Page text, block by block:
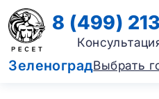
ЗеленоградВыбрать
8 (499)